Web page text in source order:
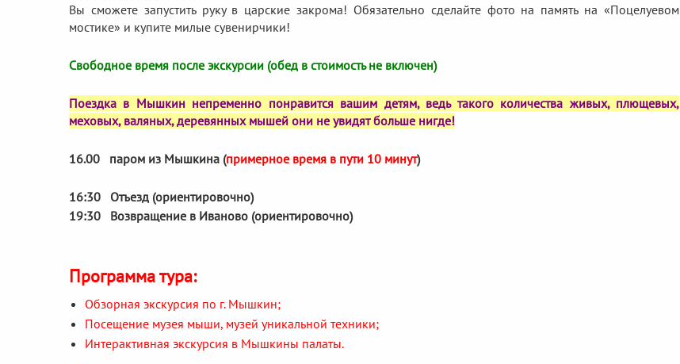
Вы сможете запустить руку в царские закрома! Обязательно сделайте фото на память на «Поцелуевом
мостике» и купите милые сувенирчики!
Свободное время после экскурсии (обед в стоимость не включен)
Поездка в Мышкин непременно понравится вашим детям, ведь такого количества живых, плющевых,
меховых, валяных, деревянных мышей они не увидят больше нигде!
16.00 паром из Мышкина (примерное время в пути 10 минут)
16:30 Отъезд (ориентировочно)
19:30 Возвращение в Иваново (ориентировочно)
Программа тура:
Обзорная экскурсия по г. Мышкин;
Посещение музея мыши, музей уникальной техники;
Интерактивная экскурсия в Мышкины палаты.